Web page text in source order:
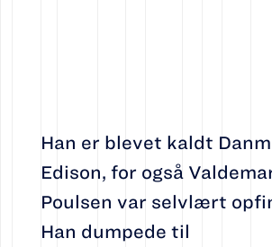
Han er blevet kaldt
Edison, for også
Poulsen var selvlært
Han dumpede til